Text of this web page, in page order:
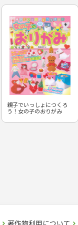
親子でいっしょにつくろ
う！女の子のおりがみ
著作物利用について